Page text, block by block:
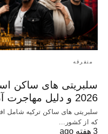
متفرقه
سلبریتی های ساکن
2026 و دلیل مهاجرت آن ها
سلبریتی های ساکن ترکیه شامل
که از کشور…
3 هفته ago